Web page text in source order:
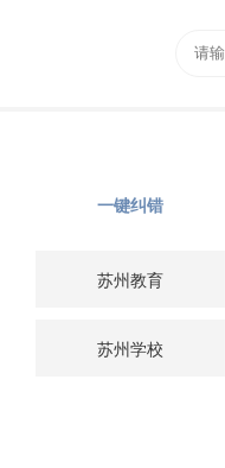
苏州教育
苏州学校
一键纠错